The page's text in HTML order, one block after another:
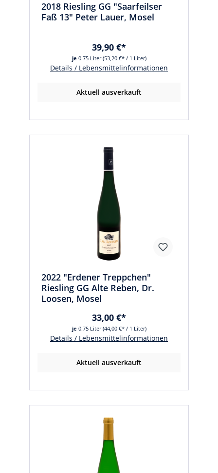
2018 Riesling GG "Saarfeilser
Faß 13" Peter Lauer, Mosel
je 0.75 Liter(53,20 €* / 1 Liter)
39,90 €*
Details / Lebensmittelinformationen
Aktuell ausverkauft
2022 "Erdener Treppchen"
Riesling GG Alte Reben, Dr.
Loosen, Mosel
je 0.75 Liter(44,00 €* / 1 Liter)
33,00 €*
Details / Lebensmittelinformationen
Aktuell ausverkauft